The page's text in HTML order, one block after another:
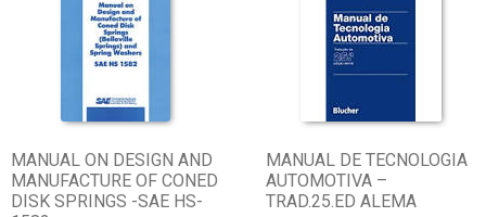
MANUAL ON DESIGN AND
MANUFACTURE OF CONED
DISK SPRINGS -SAE HS-
MANUAL DE TECNOLOGIA
AUTOMOTIVA –
TRAD.25.ED ALEMA